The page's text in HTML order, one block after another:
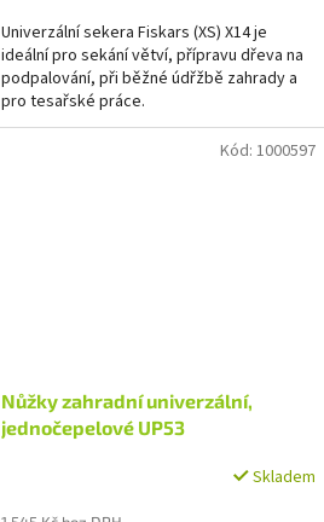
Univerzální sekera Fiskars (XS) X14 je
ideální pro sekání větví, přípravu dřeva na
podpalování, při běžné údřžbě zahrady a
pro tesařské práce.
Nůžky zahradní univerzální,
jednočepelové UP53
Skladem
Kód: 1000597